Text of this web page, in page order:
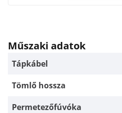
Műszaki adatok
Tápkábel
Tömlő hossza
Permetezőfúvóka